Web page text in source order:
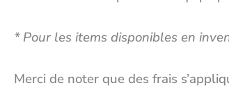
* Pour les items disponibles en
Merci de noter que des frais